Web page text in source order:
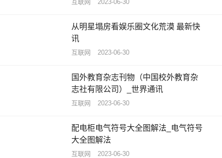
互联网 2023-06-30
从明星塌房看娱乐圈文化荒漠 最新快
讯
互联网 2023-06-30
国外教育杂志刊物（中国校外教育杂
志社有限公司）_世界通讯
互联网 2023-06-30
配电柜电气符号大全图解法_电气符号
大全图解法
互联网 2023-06-30